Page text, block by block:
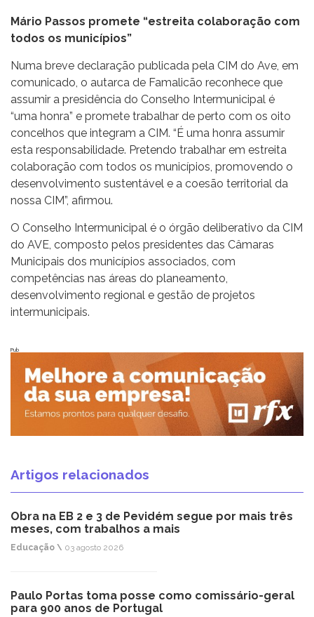
Mário Passos promete “estreita colaboração com
todos os municípios”
Numa breve declaração publicada pela CIM do Ave, em
comunicado, o autarca de Famalicão reconhece que
assumir a presidência do Conselho Intermunicipal é
“uma honra” e promete trabalhar de perto com os oito
concelhos que integram a CIM. “É uma honra assumir
esta responsabilidade. Pretendo trabalhar em estreita
colaboração com todos os municípios, promovendo o
desenvolvimento sustentável e a coesão territorial da
nossa CIM”, afirmou.
O Conselho Intermunicipal é o órgão deliberativo da CIM
do AVE, composto pelos presidentes das Câmaras
Municipais dos municípios associados, com
competências nas áreas do planeamento,
desenvolvimento regional e gestão de projetos
intermunicipais.
Pub
Artigos relacionados
Obra na EB 2 e 3 de Pevidém segue por mais três
meses, com trabalhos a mais
Educação \ 03 agosto 2026
Paulo Portas toma posse como comissário-geral
para 900 anos de Portugal